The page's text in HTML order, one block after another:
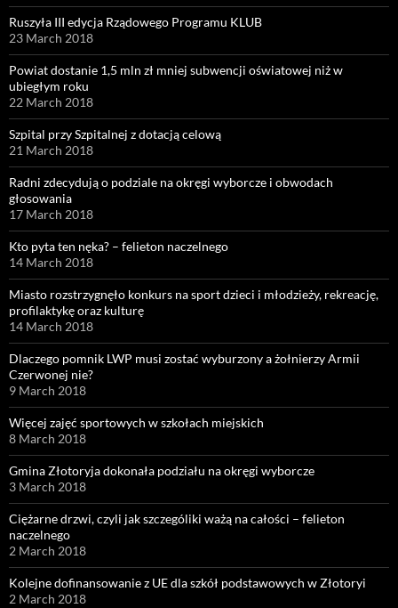
Ruszyła III edycja Rządowego Programu KLUB
23 March 2018
Powiat dostanie 1,5 mln zł mniej subwencji oświatowej niż w
ubiegłym roku
22 March 2018
Szpital przy Szpitalnej z dotacją celową
21 March 2018
Radni zdecydują o podziale na okręgi wyborcze i obwodach
głosowania
17 March 2018
Kto pyta ten nęka? – felieton naczelnego
14 March 2018
Miasto rozstrzygnęło konkurs na sport dzieci i młodzieży, rekreację,
profilaktykę oraz kulturę
14 March 2018
Dlaczego pomnik LWP musi zostać wyburzony a żołnierzy Armii
Czerwonej nie?
9 March 2018
Więcej zajęć sportowych w szkołach miejskich
8 March 2018
Gmina Złotoryja dokonała podziału na okręgi wyborcze
3 March 2018
Ciężarne drzwi, czyli jak szczególiki ważą na całości – felieton
naczelnego
2 March 2018
Kolejne dofinansowanie z UE dla szkół podstawowych w Złotoryi
2 March 2018